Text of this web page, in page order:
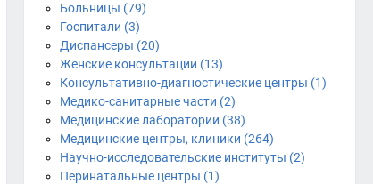
Больницы (79)
Госпитали (3)
Диспансеры (20)
Женские консультации (13)
Консультативно-диагностические центры (1)
Медико-санитарные части (2)
Медицинские лаборатории (38)
Медицинские центры, клиники (264)
Научно-исследовательские институты (2)
Перинатальные центры (1)